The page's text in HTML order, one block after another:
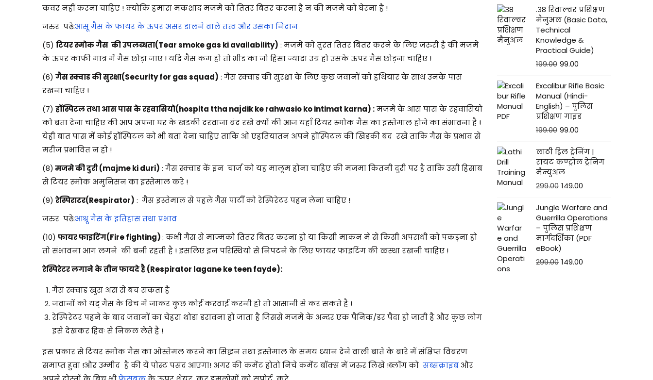
कवर नहीं करना चाहिए ! क्योकि हमारा मकशाद मजमे को तितर बितर करना है न की मजमे को घेरना है !
जरुर पढ़े:आसू गैस के फायर के ऊपर असर डालने वाले तत्व और उसका निदान
(5) टियर स्मोक गैस की उपलब्धता(Tear smoke gas ki availability) : मजमे को तुरंत तितर बितर करने के लिए जरुरी है की मजमे
के ऊपर काफी मात्र में गैस छोड़ा जाए ! यदि गैस कम हो तो भीड का जो हिसा ज्यादा उग्र हो उसके ऊपर गैस छोड़ना चाहिए !
(6) गैस स्क्वाड की सुरक्षा(Security for gas squad) : गैस स्क्वाड की सुरक्षा के लिए कुछ जवानों को हथियार के साथ उनके पास
रखना चाहिए !
(7) हॉस्पिटल तथा आस पास के रहवासियो(hospita ttha najdik ke rahwasio ko intimat karna) :मजमे के आस पास के रहवासियो
को बता देना चाहिए की आप अपना घर के खडकी दरवाजा बंद रखे क्यों की आज यहाँ टियर स्मोक गैस का इस्तेमाल होने का संभावना है !
येही बात पास में कोई हॉस्पिटल को भी बता देना चाहिए ताकि ओ एहतियातन अपने हॉस्पिटल की खिड़की बंद रखे ताकि गैस के प्रभाव से
मरीज प्रभावित न हो !
(8) मजमे की दुरी (majme ki duri) : गैस स्क्वाड कें इन चार्ज को यह मालूम होना चाहिए की मजमा कितनी दुरी पर है ताकि उसी हिसाब
से टियर स्मोक अमुनिसन का इस्तेमाल करे !
(9) रेस्पिराटर(Respirator) : गैस इस्तेमाल से पहले गैस पार्टी को रेस्पिरेटर पहन लेना चाहिए !
जरुर पढ़े:आश्रू गैस के इतिहास तथा प्रभाव
(10) फायर फाइटिंग(Fire fighting): कभी गैस से माज्मको तितर बितर करना हो या किसी माकन में से किसी अपराधी को पकड़ना हो
तो संभावना आग लगने की बनी रहती है ! इसलिए इन परिस्थियो से निपटने के लिए फायर फाइटिंग की व्वस्था रखनी चाहिए !
रेस्पिरेटर लगाने के तीन फायदे है (Respirator lagane ke teen fayde):
गैस स्क्वाड खुस अस से बच सकता है
जवानों को यद् गैस के बिच में जाकर कुछ कोई करवाई करनी हो तो आसानी से कर सकते है !
रेस्पिरेटर पहने के बाद जवानों का चेहरा थोडा डरावना हो जाता है जिससे मजमे के अन्दर एक पैनिक/डर पैदा हो जाती है और कुछ लोग
इसे देखकर हिवः से निकल लेते है !
इस प्रकार से टियर स्मोक गैस का ओस्तेमल करने का सिद्धन तथा इस्तेमाल के समय ध्यान देने वाली बाते के बारे में संक्षिप्त विबरण
समाप्त हुवा !और उम्मीद है की ये पोस्ट पसंद आएगा! अगर की कमेंट होतो निचे कमेंट बॉक्स में जरुर लिखे !ब्लॉग को सब्सक्राइबऔर
.38 रिवाल्वर प्रशिक्षण
मैनुअल (Basic Data,
Technical
Knowledge &
Practical Guide)
199.00 99.00
Excalibur Rifle Basic
Manual (Hindi-
English) – पुलिस
प्रशिक्षण गाइड
199.00 99.00
लाठी ड्रिल ट्रेनिंग |
रायट कण्ट्रोल ट्रेनिंग
मैन्युअल
299.00 149.00
Jungle Warfare and
Guerrilla Operations
– पुलिस प्रशिक्षण
मार्गदर्शिका (PDF
eBook)
299.00 149.00